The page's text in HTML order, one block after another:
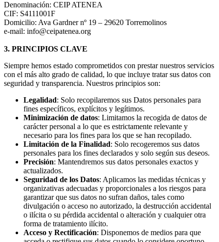
Denominación: CEIP ATENEA
CIF: S4111001F
Domicilio: Ava Gardner nº 19 – 29620 Torremolinos
e-mail: info@ceipatenea.org
3. PRINCIPIOS CLAVE
Siempre hemos estado comprometidos con prestar nuestros servicios
con el más alto grado de calidad, lo que incluye tratar sus datos con
seguridad y transparencia. Nuestros principios son:
Legalidad: Solo recopilaremos sus Datos personales para
fines específicos, explícitos y legítimos.
Minimización de datos: Limitamos la recogida de datos de
carácter personal a lo que es estrictamente relevante y
necesario para los fines para los que se han recopilado.
Limitación de la Finalidad: Solo recogeremos sus datos
personales para los fines declarados y solo según sus deseos.
Precisión: Mantendremos sus datos personales exactos y
actualizados.
Seguridad de los Datos: Aplicamos las medidas técnicas y
organizativas adecuadas y proporcionales a los riesgos para
garantizar que sus datos no sufran daños, tales como
divulgación o acceso no autorizado, la destrucción accidental
o ilícita o su pérdida accidental o alteración y cualquier otra
forma de tratamiento ilícito.
Acceso y Rectificación: Disponemos de medios para que